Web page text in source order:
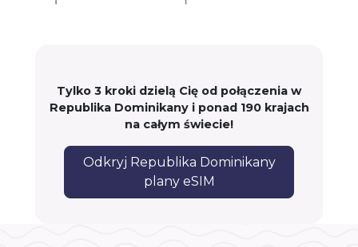
Tylko 3 kroki dzielą Cię od połączenia w
Republika Dominikany i ponad 190 krajach
na całym świecie!
Odkryj Republika Dominikany
plany eSIM